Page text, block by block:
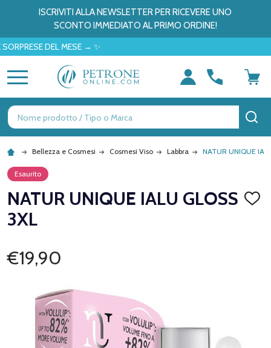
ISCRIVITI ALLA NEWSLETTER PER RICEVERE UNO
SCONTO IMMEDIATO AL PRIMO ORDINE!
DEL MESE → ✨
Ricerca
Bellezza e Cosmesi Cosmesi Viso Labbra NATUR UNIQUE
Esaurito
NATUR UNIQUE IALU GLOSS
3XL
€19,90